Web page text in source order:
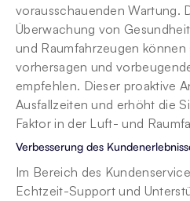
vorausschauenden Wartung.
Überwachung von
und Raumfahrzeugen
vorhersagen und
empfehlen. Dieser proaktive
Ausfallzeiten und erhöht die
Faktor in der Luft- und
Verbesserung des
Im Bereich des
Echtzeit-Support und